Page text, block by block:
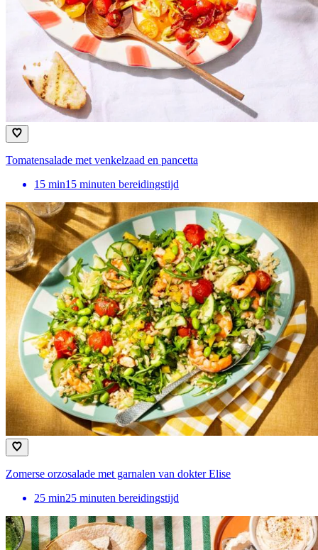
Tomatensalade met venkelzaad en pancetta
15 min15 minuten bereidingstijd
Zomerse orzosalade met garnalen van dokter Elise
25 min25 minuten bereidingstijd